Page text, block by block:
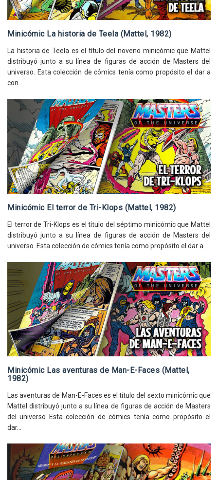
Minicómic La historia de Teela (Mattel, 1982)
La historia de Teela es el título del noveno minicómic que Mattel
distribuyó junto a su línea de figuras de acción de Masters del
universo. Esta colección de cómics tenía como propósito el dar a
con...
Minicómic El terror de Tri-Klops (Mattel, 1982)
El terror de Tri-Klops es el título del séptimo minicómic que Mattel
distribuyó junto a su línea de figuras de acción de Masters del
universo. Esta colección de cómics tenía como propósito el dar a ...
Minicómic Las aventuras de Man-E-Faces (Mattel,
1982)
Las aventuras de Man-E-Faces es el título del sexto minicómic que
Mattel distribuyó junto a su línea de figuras de acción de Masters
del universo Esta colección de cómics tenía como propósito el
dar...